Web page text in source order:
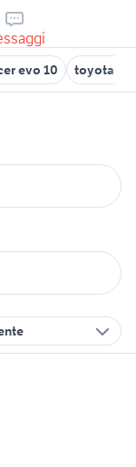
evo 10 toyota